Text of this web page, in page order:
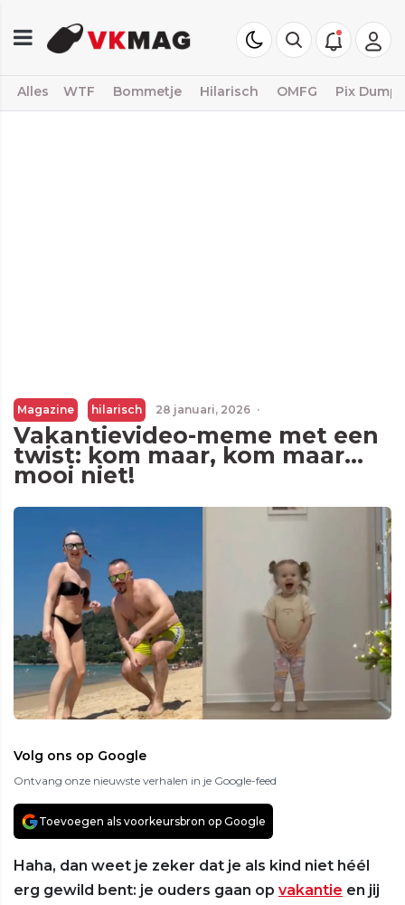
Alles WTF Bommetje Hilarisch OMFG Pix Dump
Magazine hilarisch 28 januari, 2026 ·
Vakantievideo-meme met een
twist: kom maar, kom maar…
mooi niet!
Volg ons op Google
Ontvang onze nieuwste verhalen in je Google-feed
Toevoegen als voorkeursbron op Google
Haha, dan weet je zeker dat je als kind niet héél
erg gewild bent: je ouders gaan op vakantie en jij